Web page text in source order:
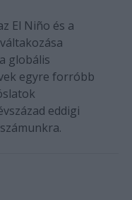
El Niño és a
globális
egyre forróbb
eddigi